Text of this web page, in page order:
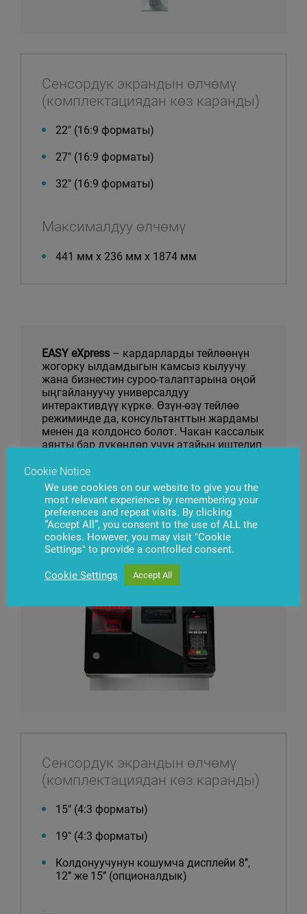
Сенсордук экрандын өлчөмү
(комплектациядан көз каранды)
22″ (16:9 форматы)
27″ (16:9 форматы)
32″ (16:9 форматы)
Максималдуу өлчөмү
441 мм x 236 мм x 1874 мм
EASY eXpress – кардарларды тейлөөнүн
жогорку ылдамдыгын камсыз кылуучу
жана бизнестин суроо-талаптарына оңой
ыңгайлануучу универсалдуу
интерактивдүү күркө. Өзүн-өзү тейлөө
режиминде да, консультанттын жардамы
менен да колдонсо болот. Чакан кассалык
аянты бар дүкөндөр үчүн атайын иштелип
Сенсордук экрандын өлчөмү
(комплектациядан көз каранды)
15″ (4:3 форматы)
19″ (4:3 форматы)
Колдонуучунун кошумча дисплейи 8’’,
12’’ же 15’’ (опционалдык)
Cookie Notice
We use cookies on our website to give you the
most relevant experience by remembering your
preferences and repeat visits. By clicking
“Accept All”, you consent to the use of ALL the
cookies. However, you may visit "Cookie
Settings" to provide a controlled consent.
Cookie Settings Accept All